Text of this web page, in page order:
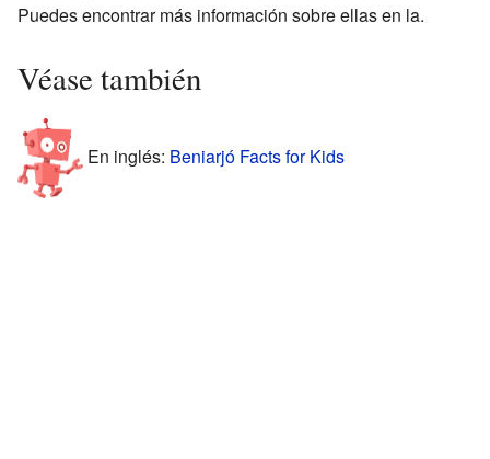
Puedes encontrar más información sobre ellas en la.
Véase también
En inglés: Beniarjó Facts for Kids